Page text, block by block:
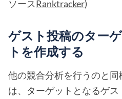
ソースRanktracker)
ゲスト投稿のター
トを作成する
他の競合分析を行うのと
は、ターゲットとなるゲ